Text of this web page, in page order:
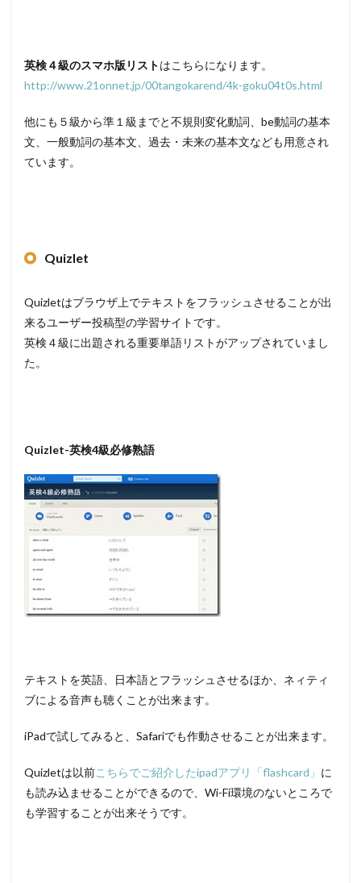
英検４級のスマホ版リストはこちらになります。
http://www.21onnet.jp/00tangokarend/4k-goku04t0s.html
他にも５級から準１級までと不規則変化動詞、be動詞の基本
文、一般動詞の基本文、過去・未来の基本文なども用意され
ています。
Quizlet
Quizletはブラウザ上でテキストをフラッシュさせることが出
来るユーザー投稿型の学習サイトです。
英検４級に出題される重要単語リストがアップされていまし
た。
Quizlet-英検4級必修熟語
テキストを英語、日本語とフラッシュさせるほか、ネィティ
ブによる音声も聴くことが出来ます。
iPadで試してみると、Safariでも作動させることが出来ます。
Quizletは以前こちらでご紹介したipadアプリ「flashcard」 に
も読み込ませることができるので、Wi-Fi環境のないところで
も学習することが出来そうです。